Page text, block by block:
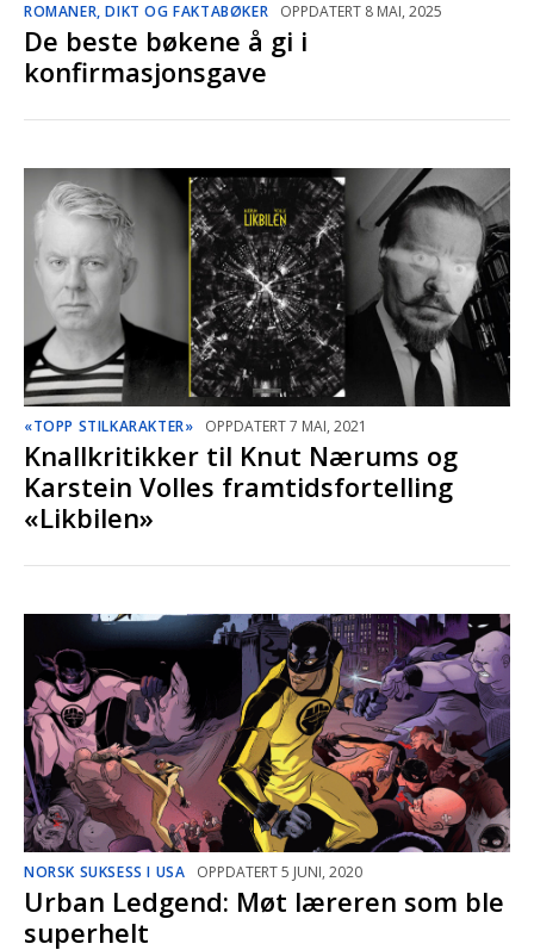
ROMANER, DIKT OG FAKTABØKER OPPDATERT 8 MAI, 2025
De beste bøkene å gi i
konfirmasjonsgave
«TOPP STILKARAKTER» OPPDATERT 7 MAI, 2021
Knallkritikker til Knut Nærums og
Karstein Volles framtidsfortelling
«Likbilen»
NORSK SUKSESS I USA OPPDATERT 5 JUNI, 2020
Urban Ledgend: Møt læreren som ble
superhelt